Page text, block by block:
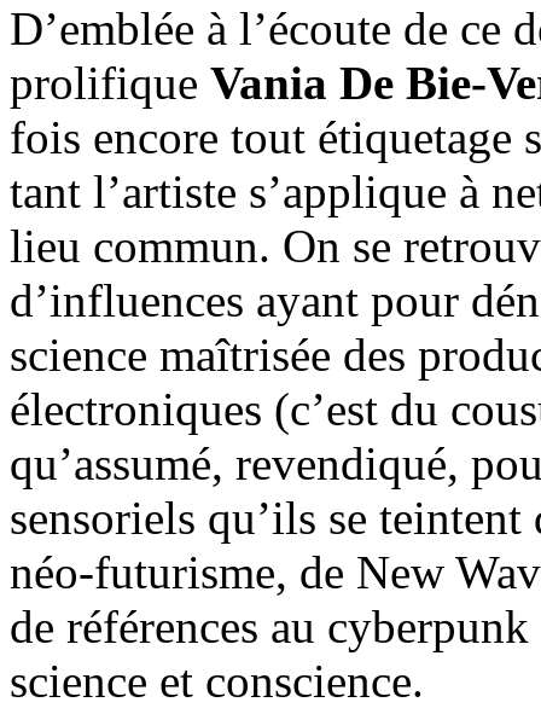
D’emblée à l’écoute de
prolifique Vania De Bie-
fois encore tout étiquetage
tant l’artiste s’applique à
lieu commun. On se
d’influences ayant pour
science maîtrisée des
électroniques (c’est du
qu’assumé, revendiqué,
sensoriels qu’ils se
néo-futurisme, de New
de références au
science et conscience.